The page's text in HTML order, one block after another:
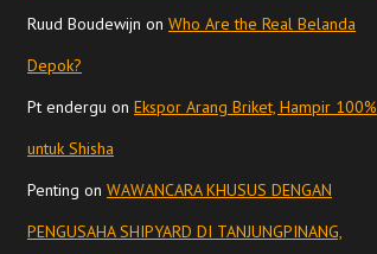
Ruud Boudewijn on Who Are the Real Belanda
Depok?
Pt endergu on Ekspor Arang Briket, Hampir 100%
untuk Shisha
Penting on WAWANCARA KHUSUS DENGAN
PENGUSAHA SHIPYARD DI TANJUNGPINANG,